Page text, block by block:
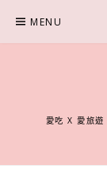
content
MENU
愛吃 X 愛旅遊